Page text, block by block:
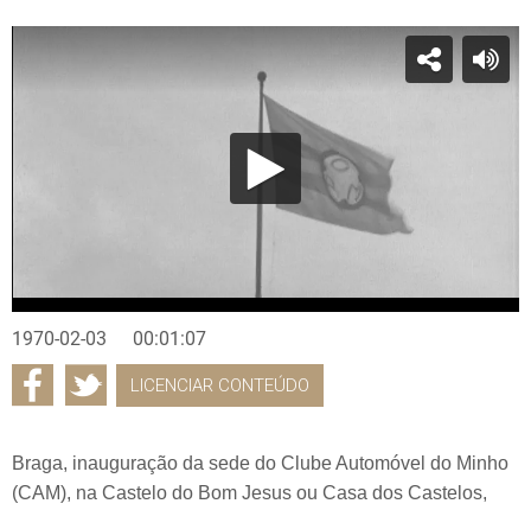
1970-02-03 00:01:07
LICENCIAR CONTEÚDO
Braga, inauguração da sede do Clube Automóvel do Minho
(CAM), na Castelo do Bom Jesus ou Casa dos Castelos,